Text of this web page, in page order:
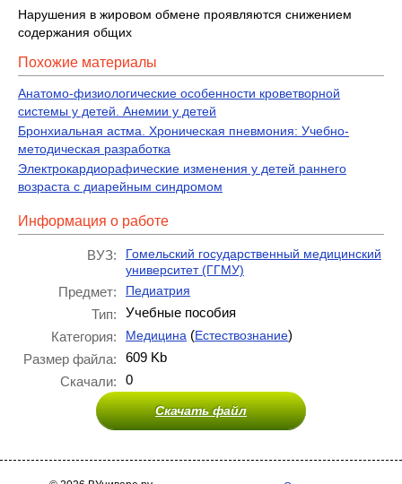
Нарушения в жировом обмене проявляются снижением
содержания общих
Похожие материалы
Анатомо-физиологические особенности кроветворной
системы у детей. Анемии у детей
Бронхиальная астма. Хроническая пневмония: Учебно-
методическая разработка
Электрокардиорафические изменения у детей раннего
возраста с диарейным синдромом
Информация о работе
ВУЗ:
Гомельский государственный медицинский
университет (ГГМУ)
Предмет: Педиатрия
Тип:
Учебные пособия
Категория:
Медицина (Естествознание)
Размер файла:
609 Kb
Скачали:
0
Скачать файл